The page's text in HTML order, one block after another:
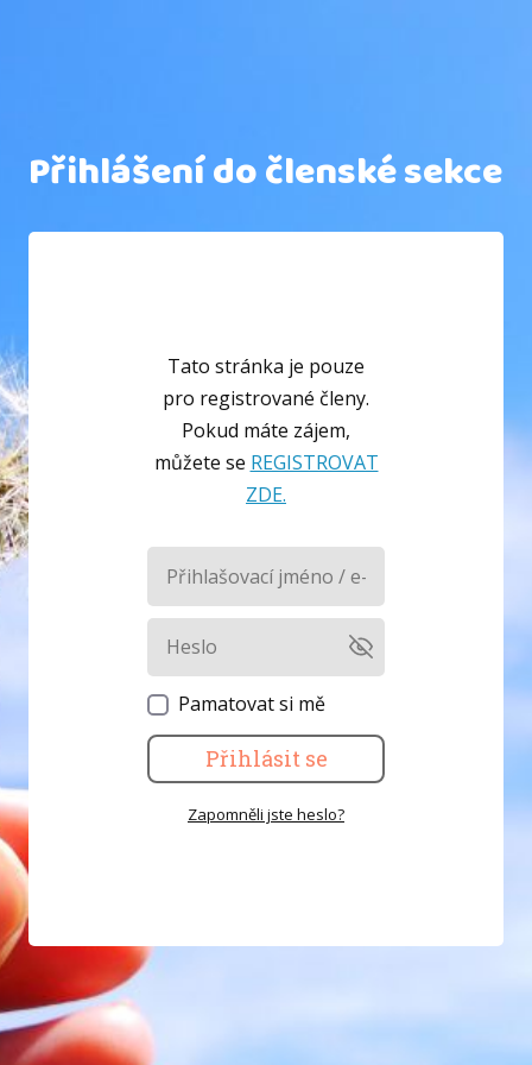
Přihlášení do členské sekce
Tato stránka je pouze
pro registrované členy.
Pokud máte zájem,
můžete se REGISTROVAT
ZDE.
Pamatovat si mě
Přihlásit se
Zapomněli jste heslo?